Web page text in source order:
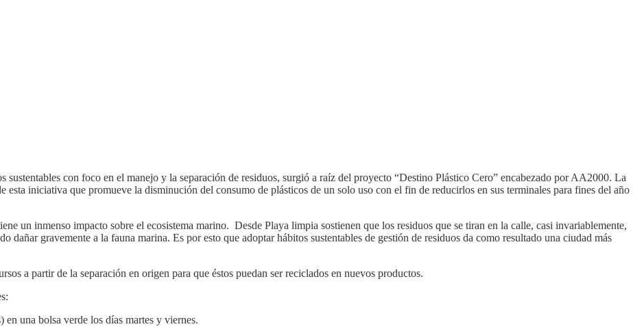
con foco en el manejo y la separación de residuos, surgió a raíz del proyecto “Destino Plástico Cero” encabezado por AA2000. La
esta iniciativa que promueve la disminución del consumo de plásticos de un solo uso con el fin de reducirlos en sus terminales para fines del año
un inmenso impacto sobre el ecosistema marino. Desde Playa limpia sostienen que los residuos que se tiran en la calle, casi invariablemente,
dañar gravemente a la fauna marina. Es por esto que adoptar hábitos sustentables de gestión de residuos da como resultado una ciudad más
a partir de la separación en origen para que éstos puedan ser reciclados en nuevos productos.
una bolsa verde los días martes y viernes.